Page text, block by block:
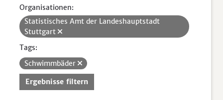
Organisationen:
Statistisches Amt der Landeshauptstadt
Stuttgart
Tags:
Schwimmbäder
Ergebnisse filtern